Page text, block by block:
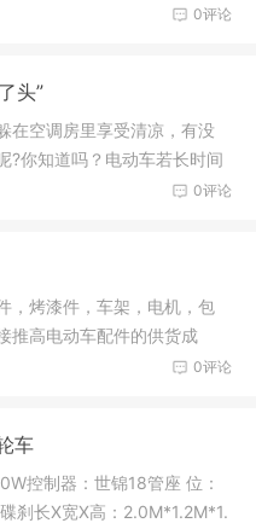
0评论
头”
在空调房里享受清凉，有没
?你知道吗？电动车若长时间
0评论
，烤漆件，车架，电机，包
推高电动车配件的供货成
0评论
车
控制器：世锦18管座 位：
刹长X宽X高：2.0M*1.2M*1.